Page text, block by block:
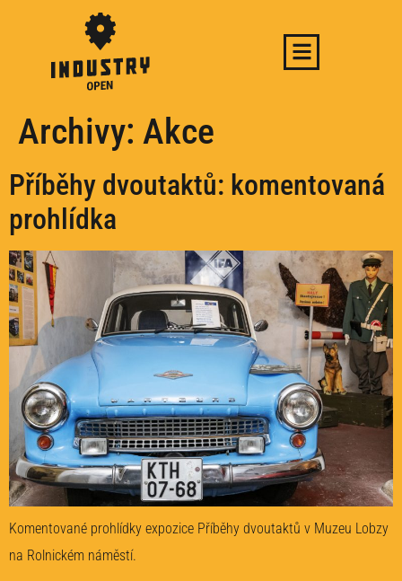
Archivy: Akce
Příběhy dvoutaktů: komentovaná
prohlídka
Komentované prohlídky expozice Příběhy dvoutaktů v Muzeu Lobzy
na Rolnickém náměstí.